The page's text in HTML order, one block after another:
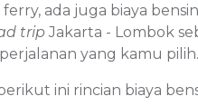
ferry, ada juga biaya
trip Jakarta - Lombok
yang kamu pilih.
ini rincian biaya